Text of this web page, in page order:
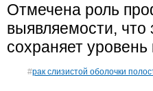
Отмечена роль
выявляемости, что
сохраняет
#рак слизистой оболочки